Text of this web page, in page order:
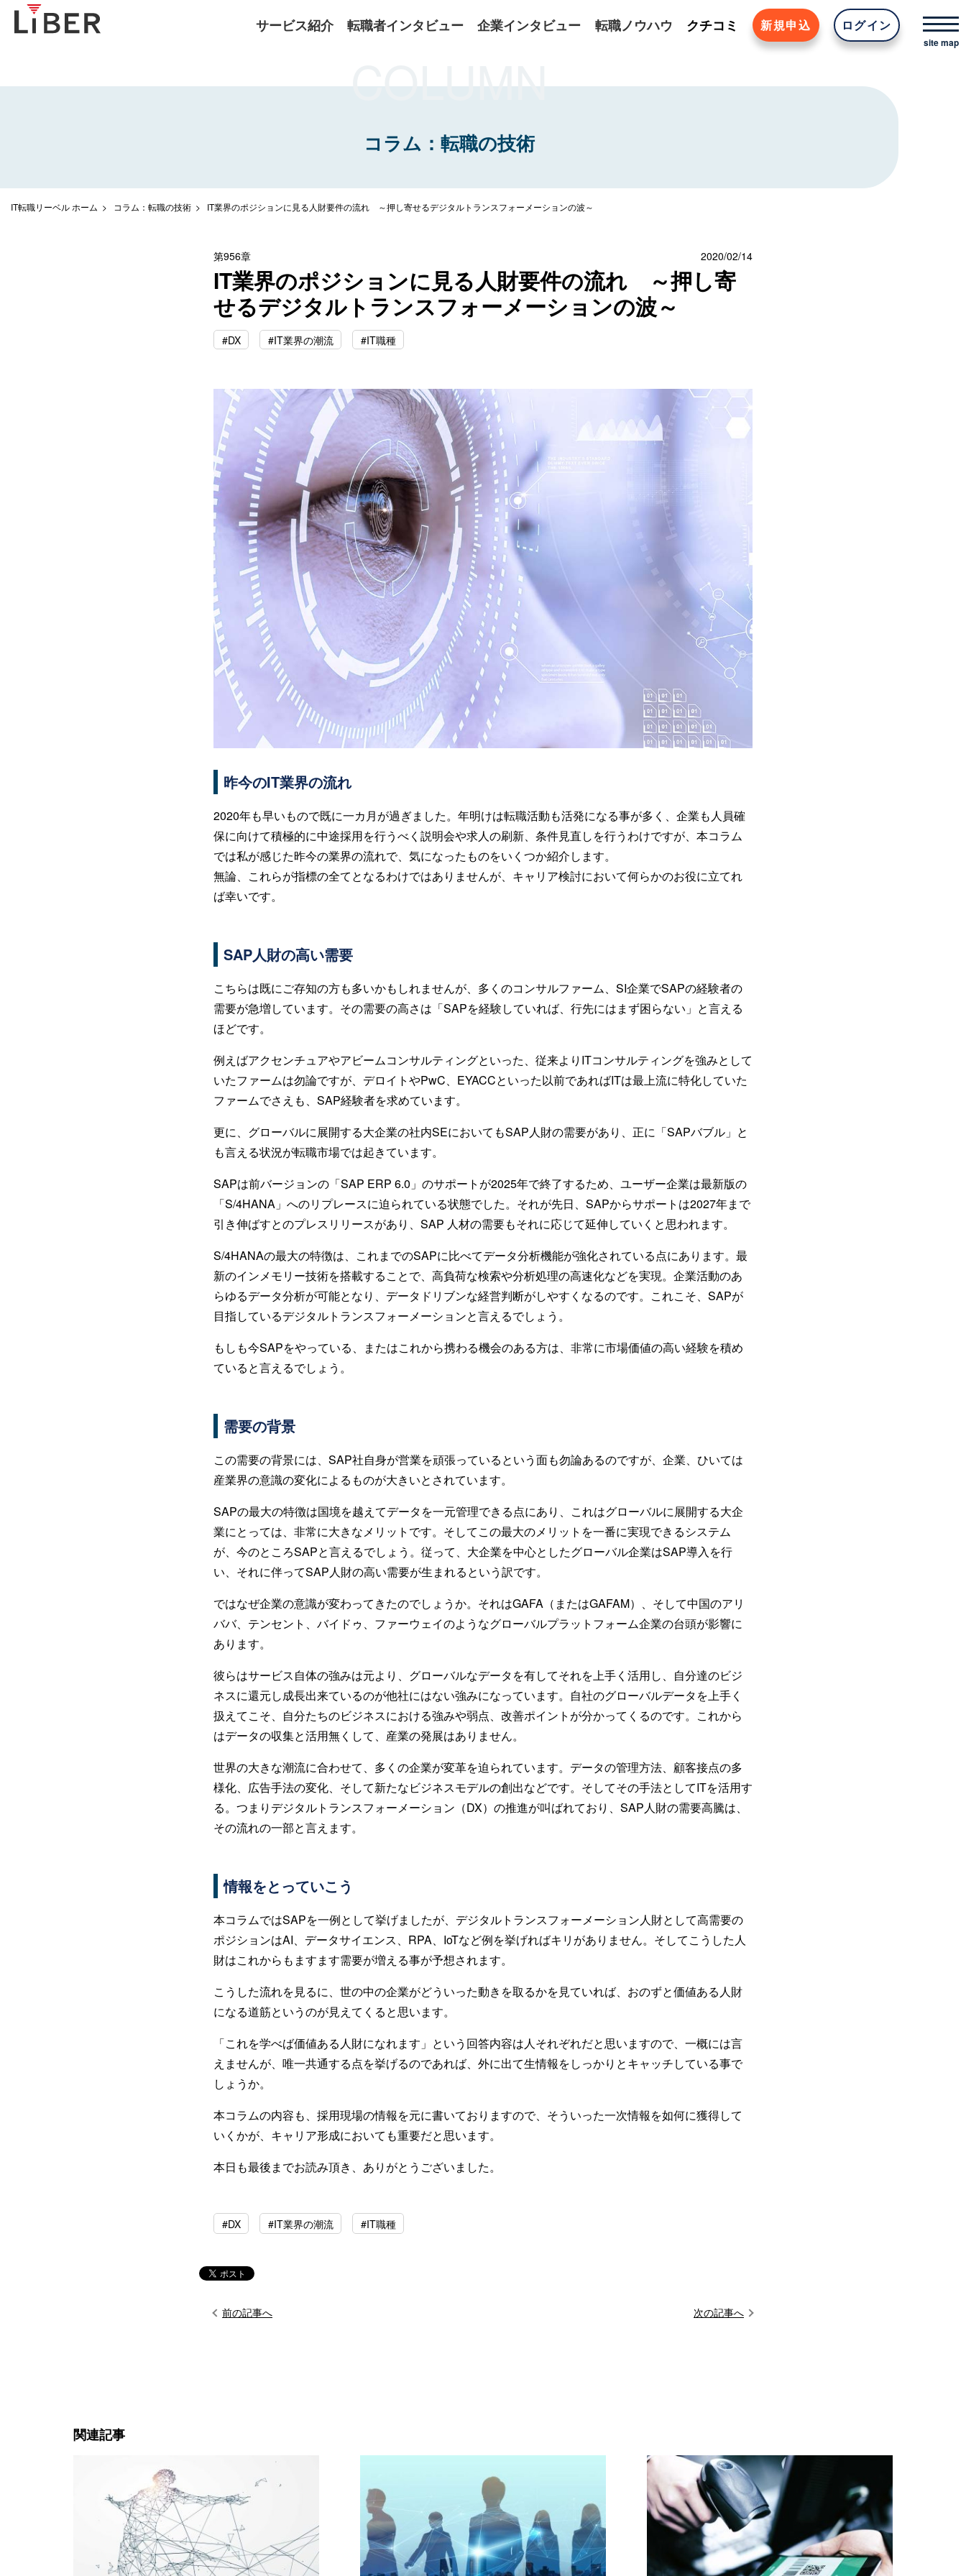
サービス紹介 転職者インタビュー 企業インタビュー 転職ノウハウ クチコミ 新規申込 ログイン
COLUMN
コラム：転職の技術
IT転職リーベル ホーム コラム：転職の技術 IT業界のポジションに見る人財要件の流れ ～押し寄せるデジタルトランスフォーメーションの波～
第956章 2020/02/14
IT業界のポジションに見る人財要件の流れ ～押し寄
せるデジタルトランスフォーメーションの波～
#DX #IT業界の潮流 #IT職種
昨今のIT業界の流れ
2020年も早いもので既に一カ月が過ぎました。年明けは転職活動も活発になる事が多く、企業も人員確
保に向けて積極的に中途採用を行うべく説明会や求人の刷新、条件見直しを行うわけですが、本コラム
では私が感じた昨今の業界の流れで、気になったものをいくつか紹介します。
無論、これらが指標の全てとなるわけではありませんが、キャリア検討において何らかのお役に立てれ
ば幸いです。
SAP人財の高い需要
こちらは既にご存知の方も多いかもしれませんが、多くのコンサルファーム、SI企業でSAPの経験者の
需要が急増しています。その需要の高さは「SAPを経験していれば、行先にはまず困らない」と言える
ほどです。
例えばアクセンチュアやアビームコンサルティングといった、従来よりITコンサルティングを強みとして
いたファームは勿論ですが、デロイトやPwC、EYACCといった以前であればITは最上流に特化していた
ファームでさえも、SAP経験者を求めています。
更に、グローバルに展開する大企業の社内SEにおいてもSAP人財の需要があり、正に「SAPバブル」と
も言える状況が転職市場では起きています。
SAPは前バージョンの「SAP ERP 6.0」のサポートが2025年で終了するため、ユーザー企業は最新版の
「S/4HANA」へのリプレースに迫られている状態でした。それが先日、SAPからサポートは2027年まで
引き伸ばすとのプレスリリースがあり、SAP 人材の需要もそれに応じて延伸していくと思われます。
S/4HANAの最大の特徴は、これまでのSAPに比べてデータ分析機能が強化されている点にあります。最
新のインメモリー技術を搭載することで、高負荷な検索や分析処理の高速化などを実現。企業活動のあ
らゆるデータ分析が可能となり、データドリブンな経営判断がしやすくなるのです。これこそ、SAPが
目指しているデジタルトランスフォーメーションと言えるでしょう。
もしも今SAPをやっている、またはこれから携わる機会のある方は、非常に市場価値の高い経験を積め
ていると言えるでしょう。
需要の背景
この需要の背景には、SAP社自身が営業を頑張っているという面も勿論あるのですが、企業、ひいては
産業界の意識の変化によるものが大きいとされています。
SAPの最大の特徴は国境を越えてデータを一元管理できる点にあり、これはグローバルに展開する大企
業にとっては、非常に大きなメリットです。そしてこの最大のメリットを一番に実現できるシステム
が、今のところSAPと言えるでしょう。従って、大企業を中心としたグローバル企業はSAP導入を行
い、それに伴ってSAP人財の高い需要が生まれるという訳です。
ではなぜ企業の意識が変わってきたのでしょうか。それはGAFA（またはGAFAM）、そして中国のアリ
ババ、テンセント、バイドゥ、ファーウェイのようなグローバルプラットフォーム企業の台頭が影響に
あります。
彼らはサービス自体の強みは元より、グローバルなデータを有してそれを上手く活用し、自分達のビジ
ネスに還元し成長出来ているのが他社にはない強みになっています。自社のグローバルデータを上手く
扱えてこそ、自分たちのビジネスにおける強みや弱点、改善ポイントが分かってくるのです。これから
はデータの収集と活用無くして、産業の発展はありません。
世界の大きな潮流に合わせて、多くの企業が変革を迫られています。データの管理方法、顧客接点の多
様化、広告手法の変化、そして新たなビジネスモデルの創出などです。そしてその手法としてITを活用す
る。つまりデジタルトランスフォーメーション（DX）の推進が叫ばれており、SAP人財の需要高騰は、
その流れの一部と言えます。
情報をとっていこう
本コラムではSAPを一例として挙げましたが、デジタルトランスフォーメーション人財として高需要の
ポジションはAI、データサイエンス、RPA、IoTなど例を挙げればキリがありません。そしてこうした人
財はこれからもますます需要が増える事が予想されます。
こうした流れを見るに、世の中の企業がどういった動きを取るかを見ていれば、おのずと価値ある人財
になる道筋というのが見えてくると思います。
「これを学べば価値ある人財になれます」という回答内容は人それぞれだと思いますので、一概には言
えませんが、唯一共通する点を挙げるのであれば、外に出て生情報をしっかりとキャッチしている事で
しょうか。
本コラムの内容も、採用現場の情報を元に書いておりますので、そういった一次情報を如何に獲得して
いくかが、キャリア形成においても重要だと思います。
本日も最後までお読み頂き、ありがとうございました。
#DX #IT業界の潮流 #IT職種
前の記事へ 次の記事へ
関連記事